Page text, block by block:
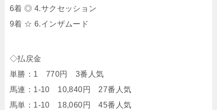
6着 ◎ 4.サクセッション
9着 ☆ 6.インザムード
◇払戻金
単勝：1 770円 3番人気
馬連：1-10 10,840円 27番人気
馬単：1-10 18,060円 45番人気